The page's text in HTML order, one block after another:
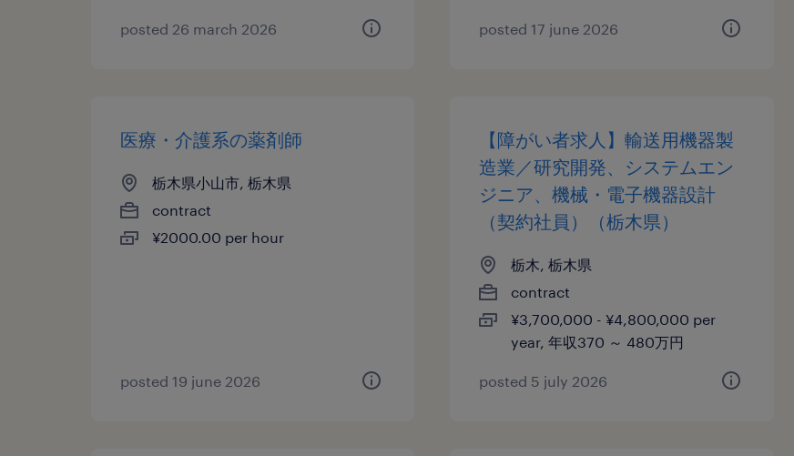
posted 26 march 2026 posted 17 june 2026
医療・介護系の薬剤師
栃木県小山市, 栃木県
contract
¥2000.00 per hour
posted 19 june 2026
【障がい者求人】輸送用機器製
造業／研究開発、システムエン
ジニア、機械・電子機器設計
（契約社員）（栃木県）
栃木, 栃木県
contract
¥3,700,000 - ¥4,800,000 per
year, 年収370 ～ 480万円
posted 5 july 2026